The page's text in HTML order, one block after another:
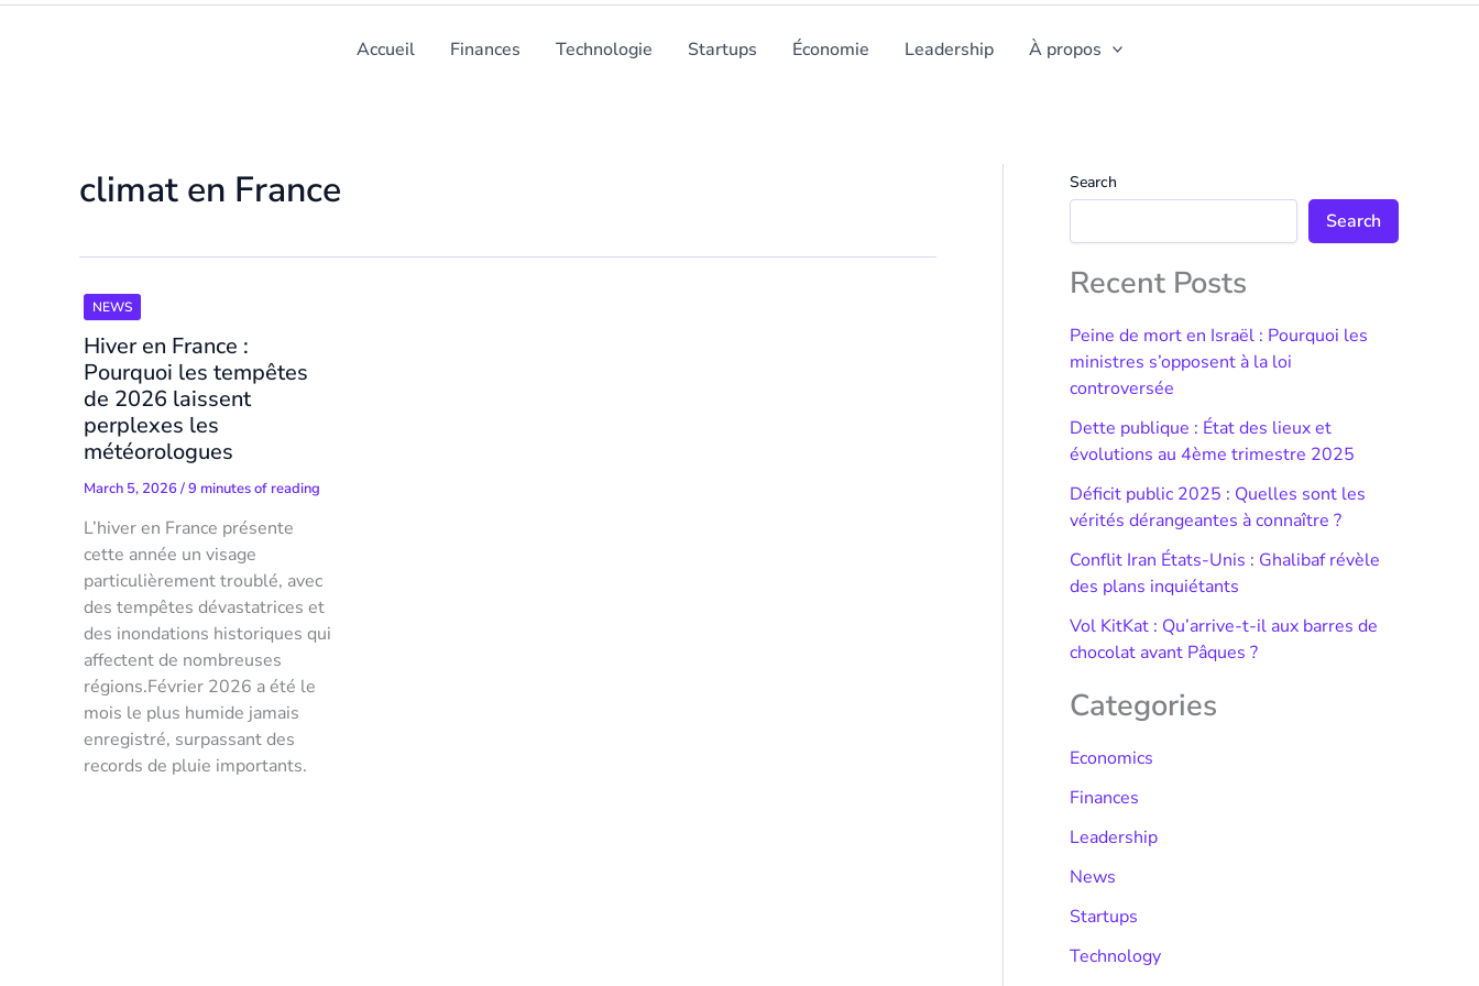
Accueil Finances Technologie Startups Économie Leadership À propos
climat en France
NEWS
Hiver en France :
Pourquoi les tempêtes
de 2026 laissent
perplexes les
météorologues
March 5, 2026/9 minutes of reading
L’hiver en France présente
cette année un visage
particulièrement troublé, avec
des tempêtes dévastatrices et
des inondations historiques qui
affectent de nombreuses
régions.Février 2026 a été le
mois le plus humide jamais
enregistré, surpassant des
records de pluie importants.
Search
Search
Recent Posts
Peine de mort en Israël : Pourquoi les
ministres s’opposent à la loi
controversée
Dette publique : État des lieux et
évolutions au 4ème trimestre 2025
Déficit public 2025 : Quelles sont les
vérités dérangeantes à connaître ?
Conflit Iran États-Unis : Ghalibaf révèle
des plans inquiétants
Vol KitKat : Qu’arrive-t-il aux barres de
chocolat avant Pâques ?
Categories
Economics
Finances
Leadership
News
Startups
Technology